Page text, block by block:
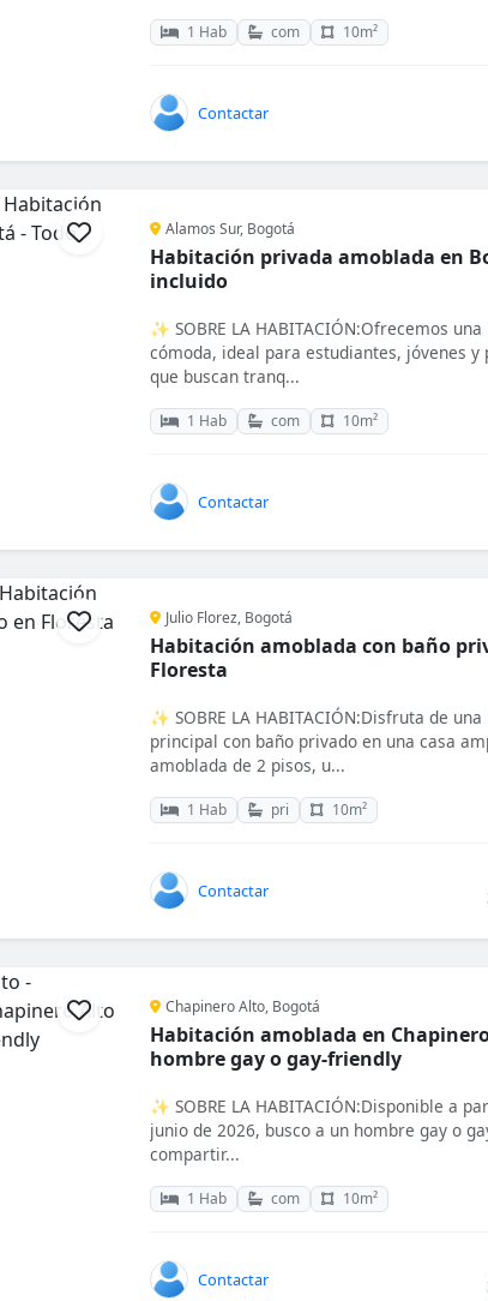
1 Hab com 10m²
Contactar
Alamos Sur, Bogotá
Habitación privada amoblada en
incluido
✨ SOBRE LA HABITACIÓN:Ofrecemos
cómoda, ideal para estudiantes, jóvenes y
que buscan tranq...
1 Hab com 10m²
Contactar
Julio Florez, Bogotá
Habitación amoblada con baño
Floresta
✨ SOBRE LA HABITACIÓN:Disfruta de
principal con baño privado en una casa
amoblada de 2 pisos, u...
1 Hab pri 10m²
Contactar
Chapinero Alto, Bogotá
Habitación amoblada en
hombre gay o gay-friendly
✨ SOBRE LA HABITACIÓN:Disponible a
junio de 2026, busco a un hombre gay o
compartir...
1 Hab com 10m²
Contactar